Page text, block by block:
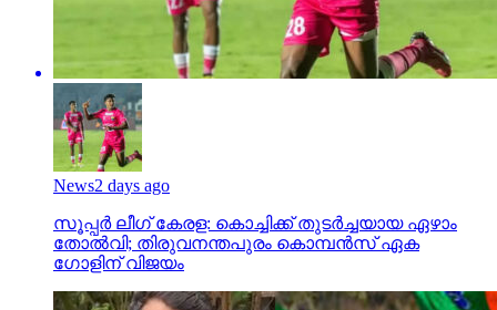
News2 days ago
സൂപ്പര്‍ ലീഗ് കേരള: കൊച്ചിക്ക് തുടര്‍ച്ചയായ ഏഴാം
തോല്‍വി; തിരുവനന്തപുരം കൊമ്പന്‍സ് ഏക
ഗോളിന് വിജയം